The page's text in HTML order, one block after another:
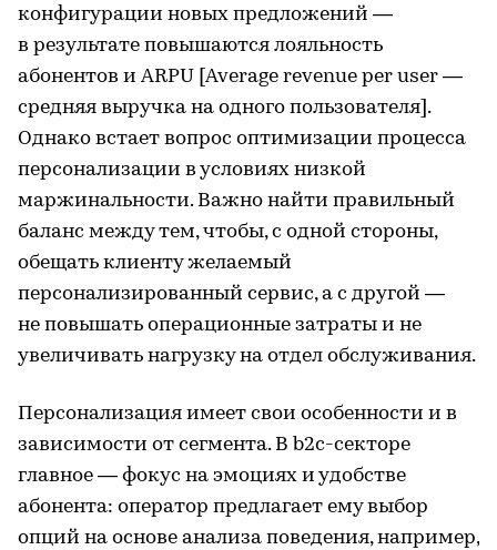
конфигурации новых предложений —
в результате повышаются лояльность
абонентов и ARPU [Average revenue per user —
средняя выручка на одного пользователя].
Однако встает вопрос оптимизации процесса
персонализации в условиях низкой
маржинальности. Важно найти правильный
баланс между тем, чтобы, с одной стороны,
обещать клиенту желаемый
персонализированный сервис, а с другой —
не повышать операционные затраты и не
увеличивать нагрузку на отдел обслуживания.
Персонализация имеет свои особенности и в
зависимости от сегмента. В b2c-секторе
главное — фокус на эмоциях и удобстве
абонента: оператор предлагает ему выбор
опций на основе анализа поведения, например,